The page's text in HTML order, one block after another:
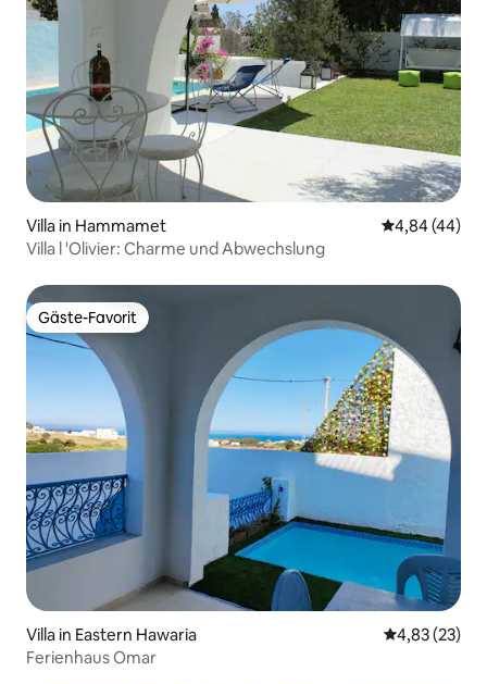
Villa in Hammamet
4,84 (44)
Villa l 'Olivier: Charme und Abwechslung
Gäste-Favorit
Gäste-Favorit
Villa in Eastern Hawaria
4,83 (23)
Ferienhaus Omar